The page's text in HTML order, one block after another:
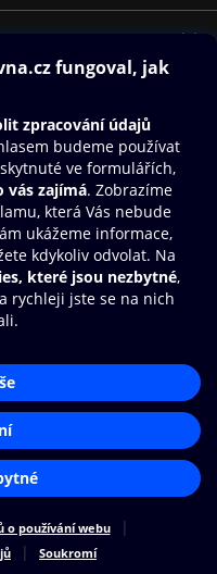
O2 Knihovna
své e-knihy a
rychleji a pohodlněji.